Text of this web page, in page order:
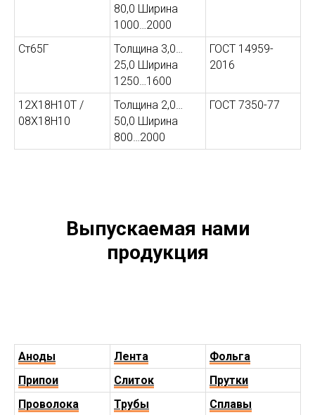
80,0 Ширина
1000…2000
Ст65Г
Толщина 3,0…
25,0 Ширина
1250…1600
ГОСТ 14959-
2016
12Х18Н10Т /
08Х18Н10
Толщина 2,0…
50,0 Ширина
800…2000
ГОСТ 7350-77
Выпускаемая нами
продукция
Аноды Лента
Фольга
Припои
Слиток
Прутки
Проволока
Трубы
Сплавы